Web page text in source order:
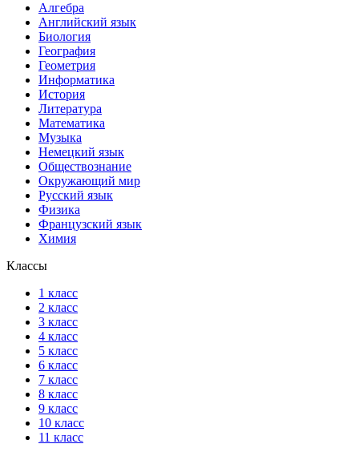
Алгебра
Английский язык
Биология
География
Геометрия
Информатика
История
Литература
Математика
Музыка
Немецкий язык
Обществознание
Окружающий мир
Русский язык
Физика
Французский язык
Химия
Классы
1 класс
2 класс
3 класс
4 класс
5 класс
6 класс
7 класс
8 класс
9 класс
10 класс
11 класс